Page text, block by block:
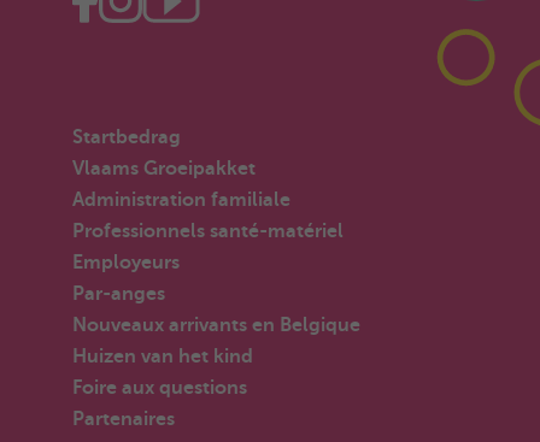
Startbedrag
Vlaams Groeipakket
Administration familiale
Professionnels santé-matériel
Employeurs
Par-anges
Nouveaux arrivants en Belgique
Huizen van het kind
Foire aux questions
Partenaires